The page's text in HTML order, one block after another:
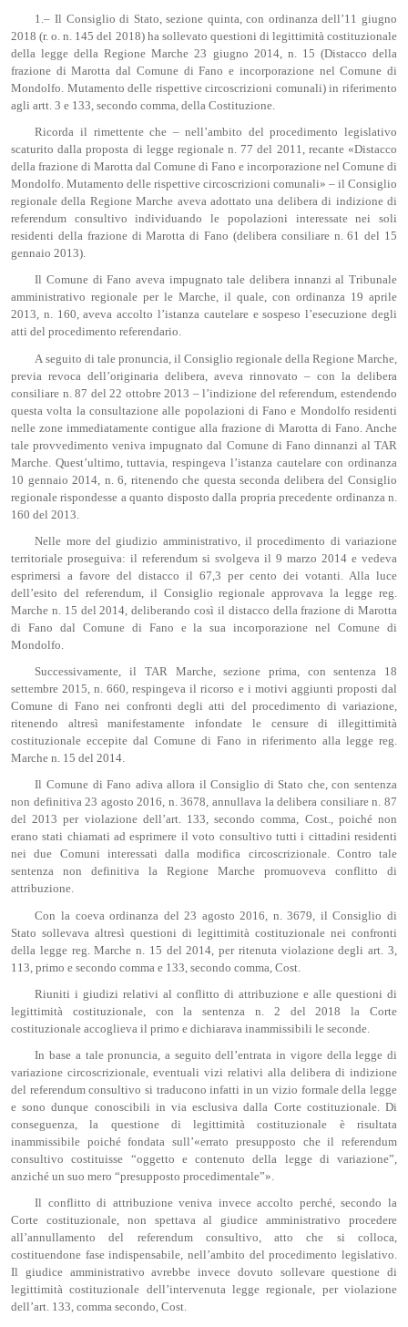
1.– Il Consiglio di Stato, sezione quinta, con ordinanza dell’11 giugno
2018 (r. o. n. 145 del 2018) ha sollevato questioni di legittimità costituzionale
della legge della Regione Marche 23 giugno 2014, n. 15 (Distacco della
frazione di Marotta dal Comune di Fano e incorporazione nel Comune di
Mondolfo. Mutamento delle rispettive circoscrizioni comunali) in riferimento
agli artt. 3 e 133, secondo comma, della Costituzione.
Ricorda il rimettente che – nell’ambito del procedimento legislativo
scaturito dalla proposta di legge regionale n. 77 del 2011, recante «Distacco
della frazione di Marotta dal Comune di Fano e incorporazione nel Comune di
Mondolfo. Mutamento delle rispettive circoscrizioni comunali» – il Consiglio
regionale della Regione Marche aveva adottato una delibera di indizione di
referendum consultivo individuando le popolazioni interessate nei soli
residenti della frazione di Marotta di Fano (delibera consiliare n. 61 del 15
gennaio 2013).
Il Comune di Fano aveva impugnato tale delibera innanzi al Tribunale
amministrativo regionale per le Marche, il quale, con ordinanza 19 aprile
2013, n. 160, aveva accolto l’istanza cautelare e sospeso l’esecuzione degli
atti del procedimento referendario.
A seguito di tale pronuncia, il Consiglio regionale della Regione Marche,
previa revoca dell’originaria delibera, aveva rinnovato – con la delibera
consiliare n. 87 del 22 ottobre 2013 – l’indizione del referendum, estendendo
questa volta la consultazione alle popolazioni di Fano e Mondolfo residenti
nelle zone immediatamente contigue alla frazione di Marotta di Fano. Anche
tale provvedimento veniva impugnato dal Comune di Fano dinnanzi al TAR
Marche. Quest’ultimo, tuttavia, respingeva l’istanza cautelare con ordinanza
10 gennaio 2014, n. 6, ritenendo che questa seconda delibera del Consiglio
regionale rispondesse a quanto disposto dalla propria precedente ordinanza n.
160 del 2013.
Nelle more del giudizio amministrativo, il procedimento di variazione
territoriale proseguiva: il referendum si svolgeva il 9 marzo 2014 e vedeva
esprimersi a favore del distacco il 67,3 per cento dei votanti. Alla luce
dell’esito del referendum, il Consiglio regionale approvava la legge reg.
Marche n. 15 del 2014, deliberando così il distacco della frazione di Marotta
di Fano dal Comune di Fano e la sua incorporazione nel Comune di
Mondolfo.
Successivamente, il TAR Marche, sezione prima, con sentenza 18
settembre 2015, n. 660, respingeva il ricorso e i motivi aggiunti proposti dal
Comune di Fano nei confronti degli atti del procedimento di variazione,
ritenendo altresì manifestamente infondate le censure di illegittimità
costituzionale eccepite dal Comune di Fano in riferimento alla legge reg.
Marche n. 15 del 2014.
Il Comune di Fano adiva allora il Consiglio di Stato che, con sentenza
non definitiva 23 agosto 2016, n. 3678, annullava la delibera consiliare n. 87
del 2013 per violazione dell’art. 133, secondo comma, Cost., poiché non
erano stati chiamati ad esprimere il voto consultivo tutti i cittadini residenti
nei due Comuni interessati dalla modifica circoscrizionale. Contro tale
sentenza non definitiva la Regione Marche promuoveva conflitto di
attribuzione.
Con la coeva ordinanza del 23 agosto 2016, n. 3679, il Consiglio di
Stato sollevava altresì questioni di legittimità costituzionale nei confronti
della legge reg. Marche n. 15 del 2014, per ritenuta violazione degli art. 3,
113, primo e secondo comma e 133, secondo comma, Cost.
Riuniti i giudizi relativi al conflitto di attribuzione e alle questioni di
legittimità costituzionale, con la sentenza n. 2 del 2018 la Corte
costituzionale accoglieva il primo e dichiarava inammissibili le seconde.
In base a tale pronuncia, a seguito dell’entrata in vigore della legge di
variazione circoscrizionale, eventuali vizi relativi alla delibera di indizione
del referendum consultivo si traducono infatti in un vizio formale della legge
e sono dunque conoscibili in via esclusiva dalla Corte costituzionale. Di
conseguenza, la questione di legittimità costituzionale è risultata
inammissibile poiché fondata sull’«errato presupposto che il referendum
consultivo costituisse “oggetto e contenuto della legge di variazione”,
anziché un suo mero “presupposto procedimentale”».
Il conflitto di attribuzione veniva invece accolto perché, secondo la
Corte costituzionale, non spettava al giudice amministrativo procedere
all’annullamento del referendum consultivo, atto che si colloca,
costituendone fase indispensabile, nell’ambito del procedimento legislativo.
Il giudice amministrativo avrebbe invece dovuto sollevare questione di
legittimità costituzionale dell’intervenuta legge regionale, per violazione
dell’art. 133, comma secondo, Cost.